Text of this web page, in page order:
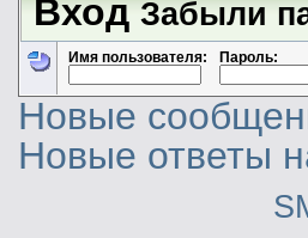
ВходЗабыли
Имя пользователя: Пароль:
Новые
Новые ответы